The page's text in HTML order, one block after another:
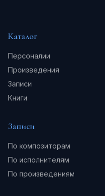
Каталог
Персоналии
Произведения
Записи
Книги
Записи
По композиторам
По исполнителям
По произведениям